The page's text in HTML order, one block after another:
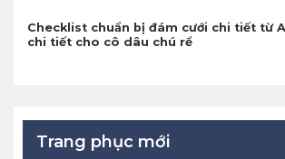
Checklist chuẩn bị đám cưới chi tiết từ
chi tiết cho cô dâu chú rể
Trang phục mới